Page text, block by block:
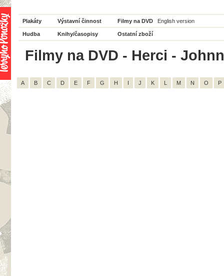
Plakáty Výstavní činnost Filmy na DVD English version
Hudba Knihy/časopisy Ostatní zboží
Filmy na DVD - Herci -
A B C D E F G H I J K L M N O P